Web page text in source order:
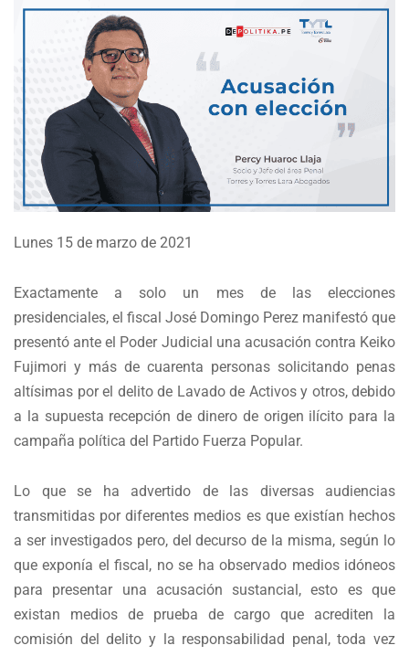
Lunes 15 de marzo de 2021
Exactamente a solo un mes de las elecciones
presidenciales, el fiscal José Domingo Perez manifestó que
presentó ante el Poder Judicial una acusación contra Keiko
Fujimori y más de cuarenta personas solicitando penas
altísimas por el delito de Lavado de Activos y otros, debido
a la supuesta recepción de dinero de origen ilícito para la
campaña política del Partido Fuerza Popular.
Lo que se ha advertido de las diversas audiencias
transmitidas por diferentes medios es que existían hechos
a ser investigados pero, del decurso de la misma, según lo
que exponía el fiscal, no se ha observado medios idóneos
para presentar una acusación sustancial, esto es que
existan medios de prueba de cargo que acrediten la
comisión del delito y la responsabilidad penal, toda vez